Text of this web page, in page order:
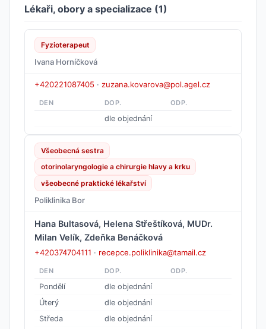
Lékaři, obory a specializace (1)
Fyzioterapeut
Ivana Horníčková
+420221087405 · zuzana.kovarova@pol.agel.cz
DEN DOP. ODP.
dle objednání
Všeobecná sestra
otorinolaryngologie a chirurgie hlavy a krku
všeobecné praktické lékařství
Poliklinika Bor
Hana Bultasová, Helena Střeštíková, MUDr.
Milan Velík, Zdeňka Benáčková
+420374704111 · recepce.poliklinika@tamail.cz
DEN DOP. ODP.
Pondělí
dle objednání
Úterý
dle objednání
Středa
dle objednání